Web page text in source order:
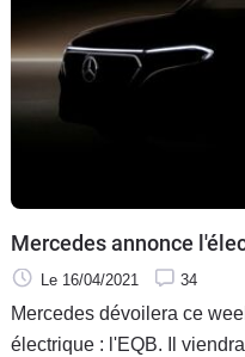
Mercedes annonce
Le 16/04/2021 34
Mercedes dévoilera ce
électrique : l'EQB. Il